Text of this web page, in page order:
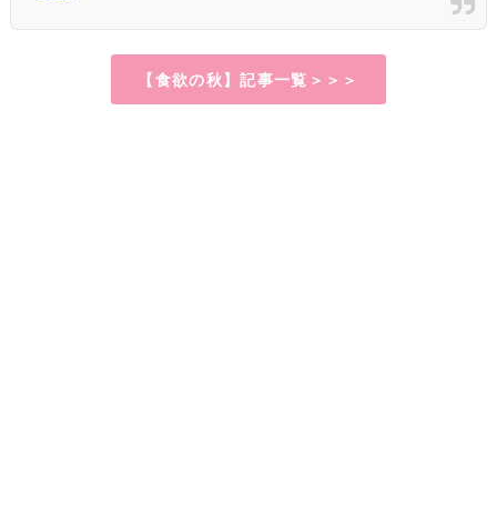
【食欲の秋】記事一覧＞＞＞